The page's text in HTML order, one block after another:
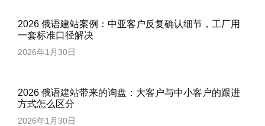
2026 俄语建站案例：中亚客户反复确认细节，工厂用
一套标准口径解决
2026年1月30日
2026 俄语建站带来的询盘：大客户与中小客户的跟进
方式怎么区分
2026年1月30日